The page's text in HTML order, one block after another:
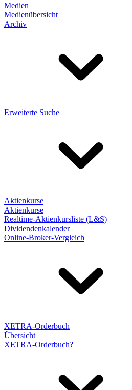
Medien
Medienübersicht
Archiv
Erweiterte Suche
Aktienkurse
Aktienkurse
Realtime-Aktienkursliste (L&S)
Dividendenkalender
Online-Broker-Vergleich
XETRA-Orderbuch
Übersicht
XETRA-Orderbuch?